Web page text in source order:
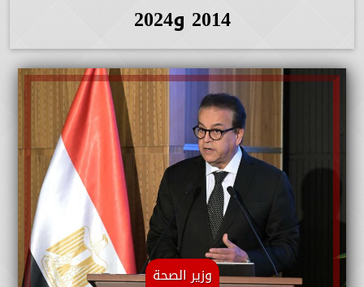
2014 و2024
وزير الصحة